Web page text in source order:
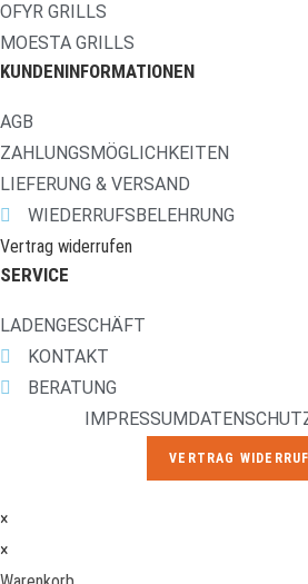
OFYR GRILLS
MOESTA GRILLS
KUNDENINFORMATIONEN
AGB
ZAHLUNGSMÖGLICHKEITEN
LIEFERUNG & VERSAND
WIEDERRUFSBELEHRUNG
Vertrag widerrufen
SERVICE
LADENGESCHÄFT
KONTAKT
BERATUNG
IMPRESSUM
VERTRAG
×
×